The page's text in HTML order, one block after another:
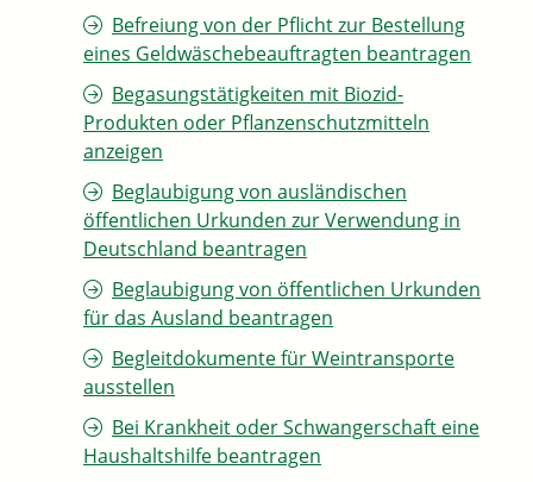
Befreiung von der Pflicht zur Bestellung
eines Geldwäschebeauftragten beantragen
Begasungstätigkeiten mit Biozid-
Produkten oder Pflanzenschutzmitteln
anzeigen
Beglaubigung von ausländischen
öffentlichen Urkunden zur Verwendung in
Deutschland beantragen
Beglaubigung von öffentlichen Urkunden
für das Ausland beantragen
Begleitdokumente für Weintransporte
ausstellen
Bei Krankheit oder Schwangerschaft eine
Haushaltshilfe beantragen